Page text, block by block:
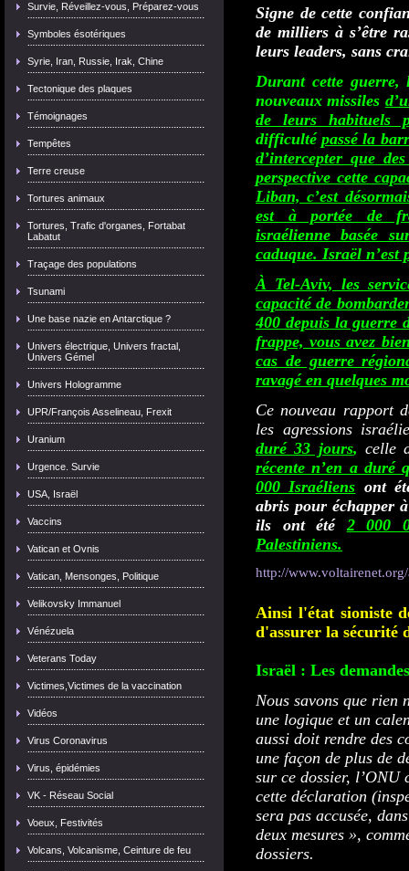
Survie, Réveillez-vous, Préparez-vous
Symboles ésotériques
Syrie, Iran, Russie, Irak, Chine
Tectonique des plaques
Témoignages
Tempêtes
Terre creuse
Tortures animaux
Tortures, Trafic d'organes, Fortabat
Labatut
Traçage des populations
Tsunami
Une base nazie en Antarctique ?
Univers électrique, Univers fractal,
Univers Gémel
Univers Hologramme
UPR/François Asselineau, Frexit
Uranium
Urgence. Survie
USA, Israël
Vaccins
Vatican et Ovnis
Vatican, Mensonges, Politique
Velikovsky Immanuel
Vénézuela
Veterans Today
Victimes,Victimes de la vaccination
Vidéos
Virus Coronavirus
Virus, épidémies
VK - Réseau Social
Voeux, Festivités
Volcans, Volcanisme, Ceinture de feu
Signe de cette
de milliers à s’être
leurs leaders, sans
Durant cette guerre,
nouveaux missiles
de leurs habituels
difficultépassé la
d’intercepter que
perspective cette
Liban, c’est
est à portée de
israélienne basée
caduque. Israël n’est
À Tel-Aviv, les
capacité de
400 depuis la guerre
frappe, vous avez
cas de guerre
ravagé en quelques
Ce nouveau rapport
les agressions
duré 33 jours, celle
récente n’en a duré
000 Israéliens ont
abris pour échapper
ils ont été
2 000
Palestiniens.
http://
Ainsi l'état sioniste
d'assurer la sécurité
Israël : Les
Nous savons que rien
une logique et un
aussi doit rendre des
une façon de plus de
sur ce dossier, l’ONU
cette déclaration
sera pas accusée,
deux mesures »,
dossiers.